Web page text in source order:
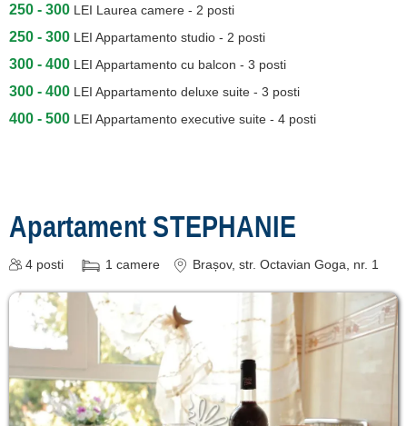
250 - 300 LEI Laurea camere - 2 posti
250 - 300 LEI Appartamento studio - 2 posti
300 - 400 LEI Appartamento cu balcon - 3 posti
300 - 400 LEI Appartamento deluxe suite - 3 posti
400 - 500 LEI Appartamento executive suite - 4 posti
Apartament STEPHANIE
4 posti 1 camere Brașov, str. Octavian Goga, nr. 1